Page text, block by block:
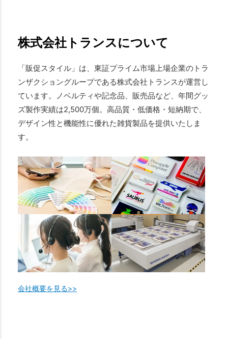
株式会社トランスについて
「販促スタイル」は、東証プライム市場上場企業のトラ
ンザクショングループである株式会社トランスが運営し
ています。ノベルティや記念品、販売品など、年間グッ
ズ製作実績は2,500万個。高品質・低価格・短納期で、
デザイン性と機能性に優れた雑貨製品を提供いたしま
す。
会社概要を見る>>